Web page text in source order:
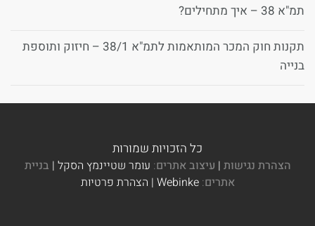
תמ"א 38 – איך מתחילים?
תקנות חוק המכר המותאמות לתמ"א 38/1 – חיזוק ותוספת
בנייה
כל הזכויות שמורות
הצהרת נגישות | עיצוב אתרים: עומר שטיינמץ הסקל | בניית
אתרים:Webinke | הצהרת פרטיות